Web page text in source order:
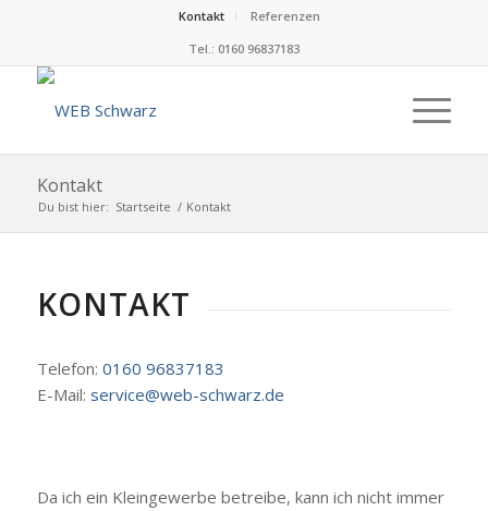
Kontakt
Referenzen
Tel.: 0160 96837183
Kontakt
Du bist hier: Startseite / Kontakt
KONTAKT
Telefon: 0160 96837183
E-Mail: service@web-schwarz.de
Da ich ein Kleingewerbe betreibe, kann ich nicht immer